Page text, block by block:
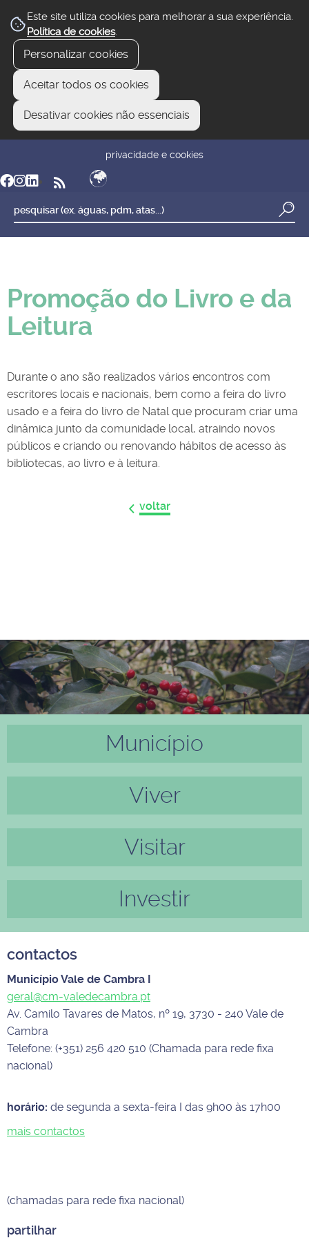
Este site utiliza cookies para melhorar a sua experiência.
Política de cookies.
Personalizar cookies
Aceitar todos os cookies
Desativar cookies não essenciais
privacidade e cookies
Promoção do Livro e da
Leitura
Durante o ano são realizados vários encontros com
escritores locais e nacionais, bem como a feira do livro
usado e a feira do livro de Natal que procuram criar uma
dinâmica junto da comunidade local, atraindo novos
públicos e criando ou renovando hábitos de acesso às
bibliotecas, ao livro e à leitura.
voltar
Município
Viver
Visitar
Investir
contactos
Município Vale de Cambra I
geral@cm-valedecambra.pt
Av. Camilo Tavares de Matos, nº 19, 3730 - 240 Vale de
Cambra
Telefone: (+351) 256 420 510 (Chamada para rede fixa
nacional)
horário: de segunda a sexta-feira I das 9h00 às 17h00
mais contactos
(chamadas para rede fixa nacional)
partilhar